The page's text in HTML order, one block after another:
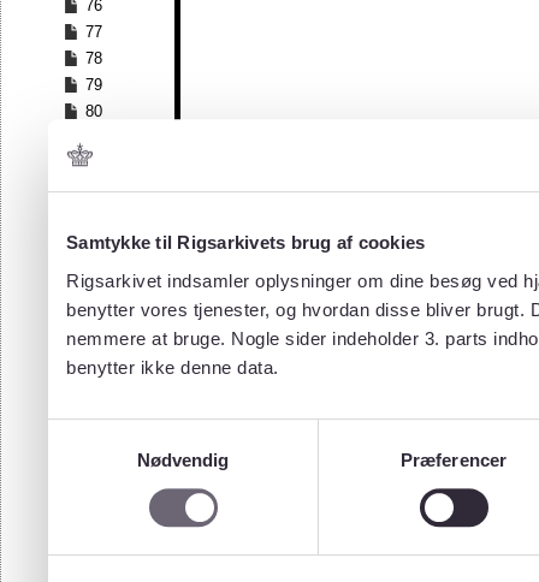
Samtykke til Rigsarkivets brug af cookies
Rigsarkivet indsamler oplysninger om dine besøg ved
benytter vores tjenester, og hvordan disse bliver
nemmere at bruge. Nogle sider indeholder 3. parts
benytter ikke denne data.
Nødvendig
Præferencer
76
77
78
79
80
82
83
85
87
88
89
90
97